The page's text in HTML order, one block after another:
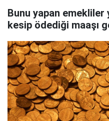
Bunu yapan emekliler
kesip ödediği maaşı